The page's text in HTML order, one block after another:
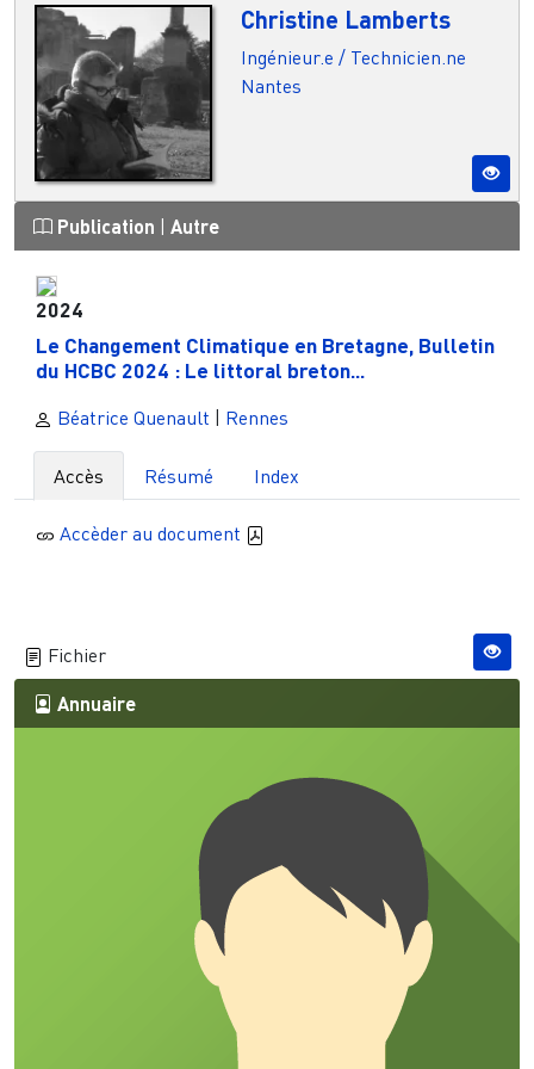
Christine Lamberts
Ingénieur.e / Technicien.ne
Nantes
Publication Autre
2024
Le Changement Climatique en Bretagne, Bulletin
du HCBC 2024 : Le littoral breton...
Béatrice Quenault | Rennes
Accès Résumé Index
Accèder au document
Fichier
Annuaire